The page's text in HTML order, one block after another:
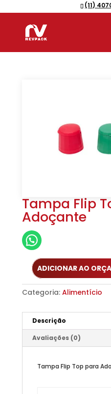
(11)
Tampa Flip
Adoçante
ADICIONAR AO
Categoria: Alimentício
Descrição
Avaliações (0)
Tampa Flip Top para